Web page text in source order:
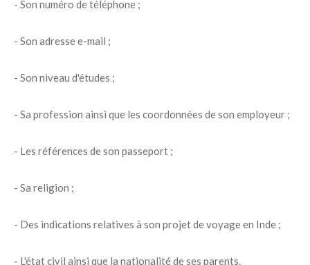
- Son numéro de téléphone ;
- Son adresse e-mail ;
- Son niveau d'études ;
- Sa profession ainsi que les coordonnées de son employeur ;
- Les références de son passeport ;
- Sa religion ;
- Des indications relatives à son projet de voyage en Inde ;
- L'état civil ainsi que la nationalité de ses parents.